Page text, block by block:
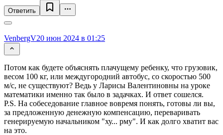
Ответить
VenbergV20 июн 2024 в 01:25
Потом как будете объяснять плачущему ребенку, что грузовик,
весом 100 кг, или междугородний автобус, со скоростью 500
м/с, не существуют? Ведь у Ларисы Валентиновны на уроке
математики именно так было в задачках. И ответ сошелся.
P.S. На собеседование главное вовремя понять, готовы ли вы,
за предложенную денежную компенсацию, переваривать
генерируемую начальником "ху... рму". И как долго хватит вас
на это.